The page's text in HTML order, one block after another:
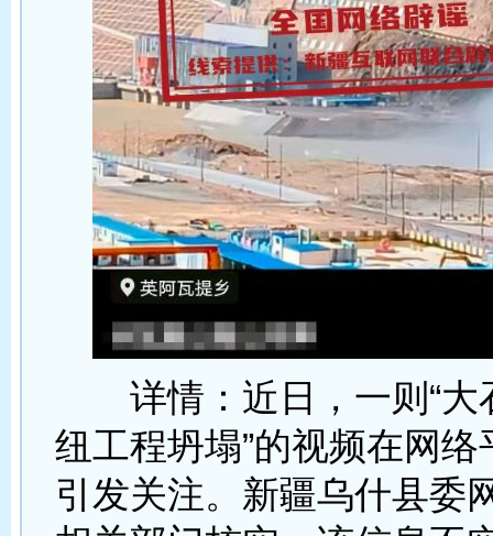
详情：近日，一则“大
纽工程坍塌”的视频在网络
引发关注。新疆乌什县委